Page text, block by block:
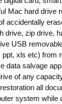
Mac hard drive
accidentally
drive, zip drive,
USB
xls etc) from
data salvage
of any
all
system